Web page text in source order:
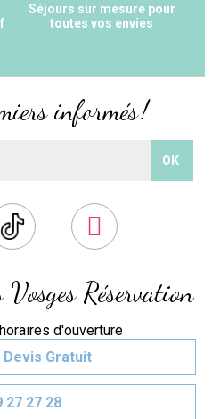
Séjours sur mesure pour
toutes vos envies
Réservation
d'ouverture
Gratuit
27 27 28
informés !